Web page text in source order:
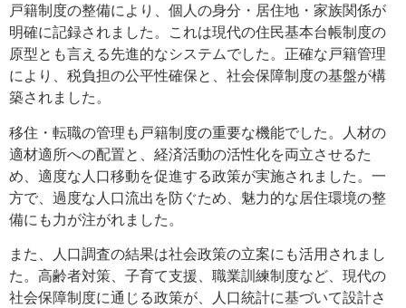
戸籍制度の整備により、個人の身分・居住地・家族関係が
明確に記録されました。これは現代の住民基本台帳制度の
原型とも言える先進的なシステムでした。正確な戸籍管理
により、税負担の公平性確保と、社会保障制度の基盤が構
築されました。
移住・転職の管理も戸籍制度の重要な機能でした。人材の
適材適所への配置と、経済活動の活性化を両立させるた
め、適度な人口移動を促進する政策が実施されました。一
方で、過度な人口流出を防ぐため、魅力的な居住環境の整
備にも力が注がれました。
また、人口調査の結果は社会政策の立案にも活用されまし
た。高齢者対策、子育て支援、職業訓練制度など、現代の
社会保障制度に通じる政策が、人口統計に基づいて設計さ